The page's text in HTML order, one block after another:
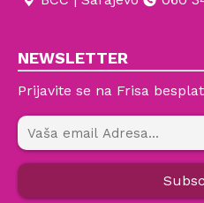
NEWSLETTER
Prijavite se na Frisa